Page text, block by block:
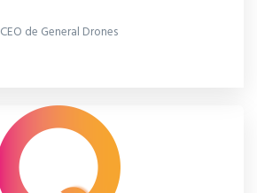
CEO de General Drones